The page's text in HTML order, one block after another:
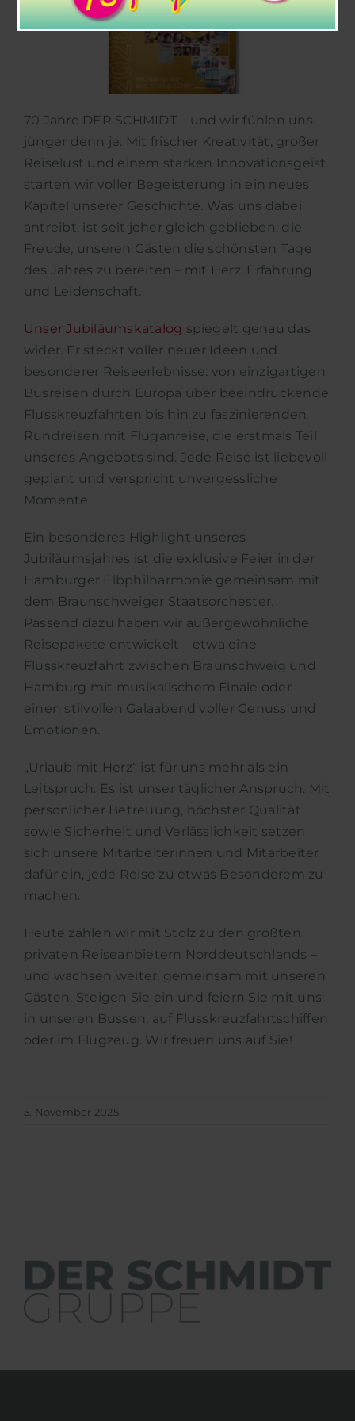
70 Jahre DER SCHMIDT – und wir fühlen uns
jünger denn je. Mit frischer Kreativität, großer
Reiselust und einem starken Innovationsgeist
starten wir voller Begeisterung in ein neues
Kapitel unserer Geschichte. Was uns dabei
antreibt, ist seit jeher gleich geblieben: die
Freude, unseren Gästen die schönsten Tage
des Jahres zu bereiten – mit Herz, Erfahrung
und Leidenschaft.
Unser Jubiläumskatalog spiegelt genau das
wider. Er steckt voller neuer Ideen und
besonderer Reiseerlebnisse: von einzigartigen
Busreisen durch Europa über beeindruckende
Flusskreuzfahrten bis hin zu faszinierenden
Rundreisen mit Fluganreise, die erstmals Teil
unseres Angebots sind. Jede Reise ist liebevoll
geplant und verspricht unvergessliche
Momente.
Ein besonderes Highlight unseres
Jubiläumsjahres ist die exklusive Feier in der
Hamburger Elbphilharmonie gemeinsam mit
dem Braunschweiger Staatsorchester.
Passend dazu haben wir außergewöhnliche
Reisepakete entwickelt – etwa eine
Flusskreuzfahrt zwischen Braunschweig und
Hamburg mit musikalischem Finale oder
einen stilvollen Galaabend voller Genuss und
Emotionen.
„Urlaub mit Herz“ ist für uns mehr als ein
Leitspruch. Es ist unser täglicher Anspruch. Mit
persönlicher Betreuung, höchster Qualität
sowie Sicherheit und Verlässlichkeit setzen
sich unsere Mitarbeiterinnen und Mitarbeiter
dafür ein, jede Reise zu etwas Besonderem zu
machen.
Heute zählen wir mit Stolz zu den größten
privaten Reiseanbietern Norddeutschlands –
und wachsen weiter, gemeinsam mit unseren
Gästen. Steigen Sie ein und feiern Sie mit uns:
in unseren Bussen, auf Flusskreuzfahrtschiffen
oder im Flugzeug. Wir freuen uns auf Sie!
5. November 2025